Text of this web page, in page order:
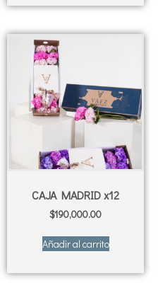
CAJA MADRID x12
$190,000.00
Añadir al carrito